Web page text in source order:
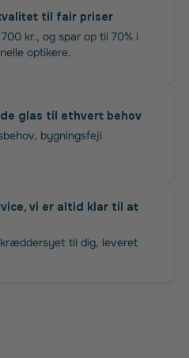
til fair priser
kr., og spar op til 70% i
optikere.
glas til ethvert behov
bygningsfejl
vi er altid klar til at
til dig, leveret